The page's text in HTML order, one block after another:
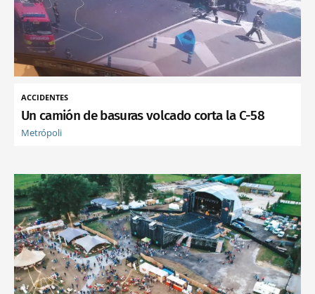
ACCIDENTES
Un camión de basuras volcado corta la C-58
Metrópoli